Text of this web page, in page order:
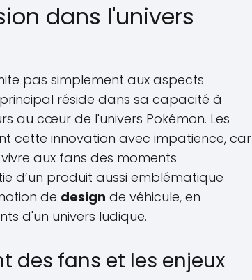
dans l'univers
pas simplement aux aspects
réside dans sa capacité à
au cœur de l'univers Pokémon. Les
cette innovation avec impatience, car
aux fans des moments
d’un produit aussi emblématique
de design de véhicule, en
d'un univers ludique.
des fans et les enjeux